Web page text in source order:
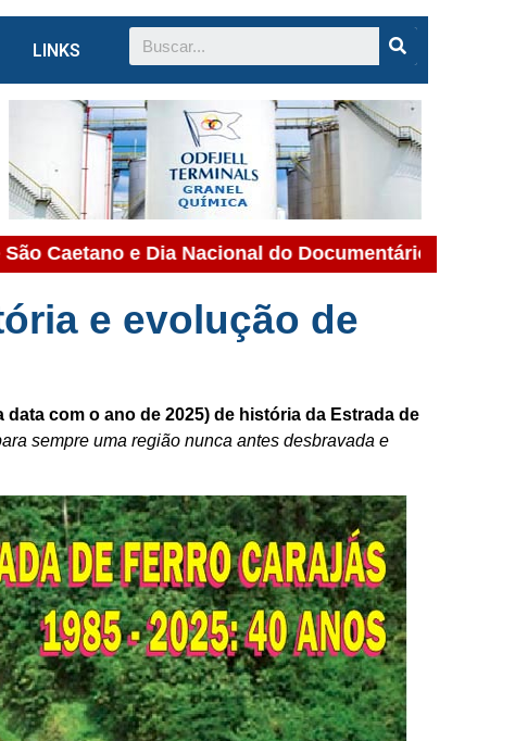
LINKS
e Dia Nacional do Documentário Brasileiro
e evolução de
com o ano de 2025) de história da Estrada de
sempre uma região nunca antes desbravada e